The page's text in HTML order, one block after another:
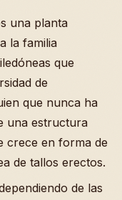
una planta
la familia
que
de
que nunca ha
una estructura
crece en forma de
de tallos erectos.
de las